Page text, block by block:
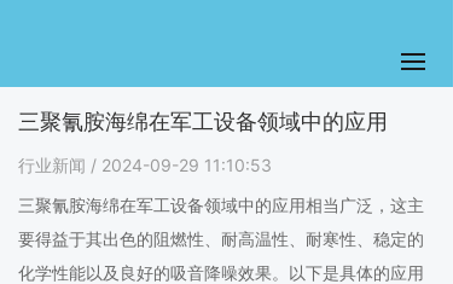
三聚氰胺海绵在军工设备领域中的应用
行业新闻 / 2024-09-29 11:10:53
三聚氰胺海绵在军工设备领域中的应用相当广泛，这主
要得益于其出色的阻燃性、耐高温性、耐寒性、稳定的
化学性能以及良好的吸音降噪效果。以下是具体的应用